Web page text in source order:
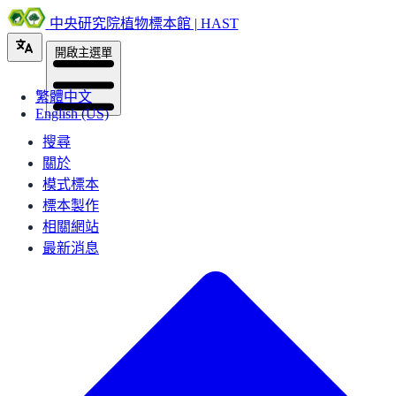
中央研究院植物標本館 | HAST
繁體中文
English (US)
開啟主選單
搜尋
關於
模式標本
標本製作
相關網站
最新消息